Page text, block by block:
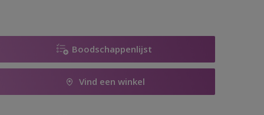
Boodschappenlijst
Vind een winkel